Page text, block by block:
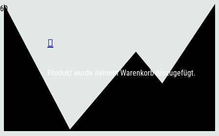
Produkt wurde deinem Warenkorb hinzugefügt.